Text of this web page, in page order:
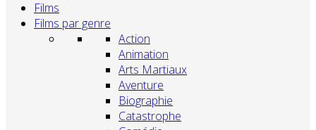
Films
Films par genre
Action
Animation
Arts Martiaux
Aventure
Biographie
Catastrophe